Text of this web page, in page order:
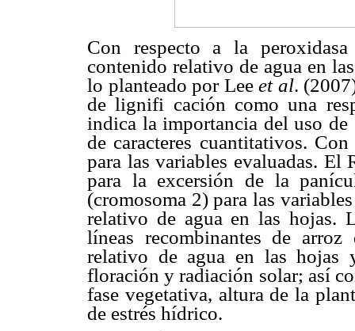
Con respecto a la
contenido relativo de agua en
lo planteado por Lee et al.
de lignifi cación como una
indica la importancia del uso
de caracteres cuantitativos.
para las variables evaluadas.
para la excersión de la
(cromosoma 2) para las
relativo de agua en las hojas.
líneas recombinantes de
relativo de agua en las hojas
floración y radiación solar; así
fase vegetativa, altura de la
de estrés hídrico.